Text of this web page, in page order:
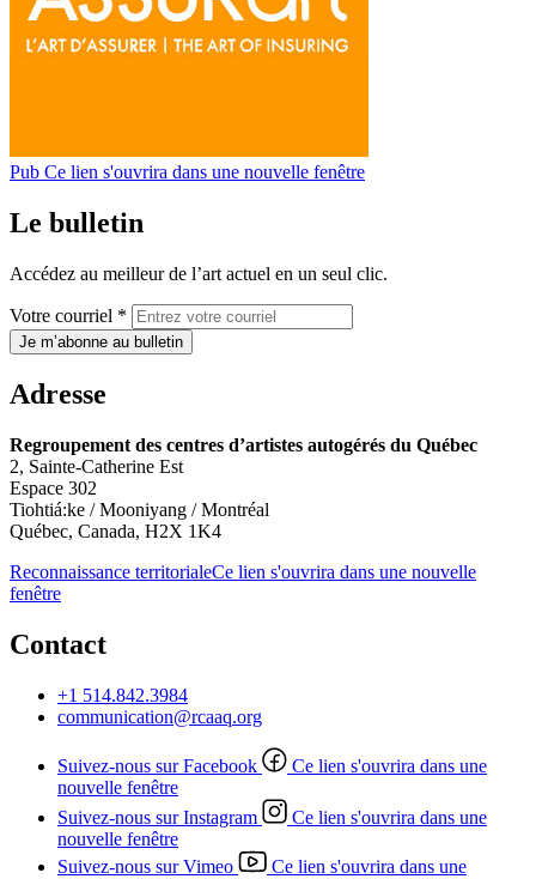
Pub Ce lien s'ouvrira dans une nouvelle fenêtre
Le bulletin
Accédez au meilleur de l’art actuel en un seul clic.
Votre courriel *
Je m’abonne au bulletin
Adresse
Regroupement des centres d’artistes autogérés du Québec
2, Sainte-Catherine Est
Espace 302
Tiohtiá:ke / Mooniyang / Montréal
Québec, Canada, H2X 1K4
Reconnaissance territorialeCe lien s'ouvrira dans une nouvelle
fenêtre
Contact
+1 514.842.3984
communication@rcaaq.org
Suivez-nous sur Facebook
Ce lien s'ouvrira dans une
nouvelle fenêtre
Suivez-nous sur Instagram
Ce lien s'ouvrira dans une
nouvelle fenêtre
Suivez-nous sur Vimeo
Ce lien s'ouvrira dans une